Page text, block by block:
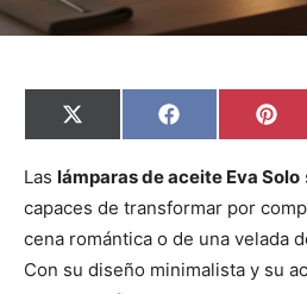
C
o
p
a
r
i
r
e
X
(
w
t
t
e
r
)
C
o
p
r
t
i
r
e
F
a
e
o
o
k
C
o
p
r
t
i
r
e
P
i
t
r
e
s
t
Las lámparas de aceite Eva Solo
capaces de transformar por
cena romántica o de una velada
Con su diseño minimalista y su